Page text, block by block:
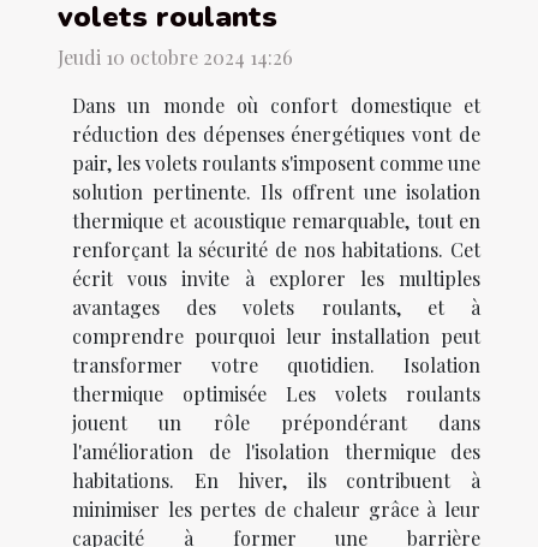
volets roulants
Jeudi 10 octobre 2024 14:26
Dans un monde où confort domestique et
réduction des dépenses énergétiques vont de
pair, les volets roulants s'imposent comme une
solution pertinente. Ils offrent une isolation
thermique et acoustique remarquable, tout en
renforçant la sécurité de nos habitations. Cet
écrit vous invite à explorer les multiples
avantages des volets roulants, et à
comprendre pourquoi leur installation peut
transformer votre quotidien. Isolation
thermique optimisée Les volets roulants
jouent un rôle prépondérant dans
l'amélioration de l'isolation thermique des
habitations. En hiver, ils contribuent à
minimiser les pertes de chaleur grâce à leur
capacité à former une barrière